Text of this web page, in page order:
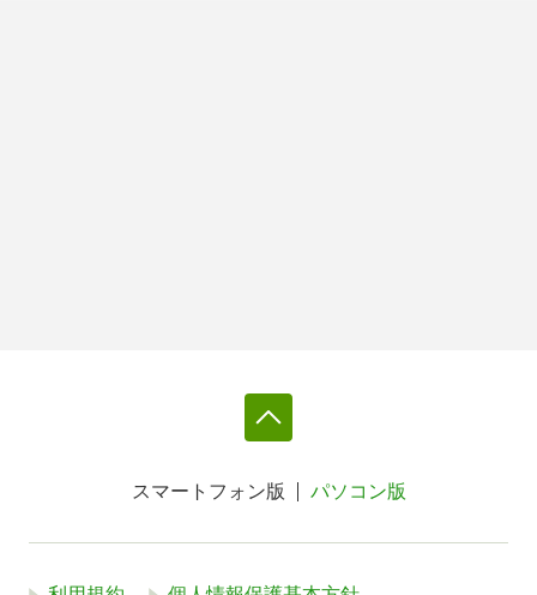
スマートフォン版 パソコン版